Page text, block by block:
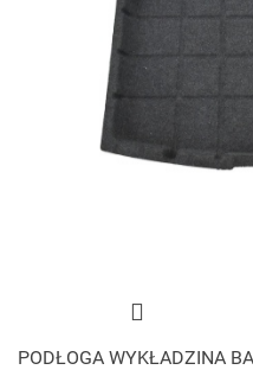
PODŁOGA WYKŁADZINA